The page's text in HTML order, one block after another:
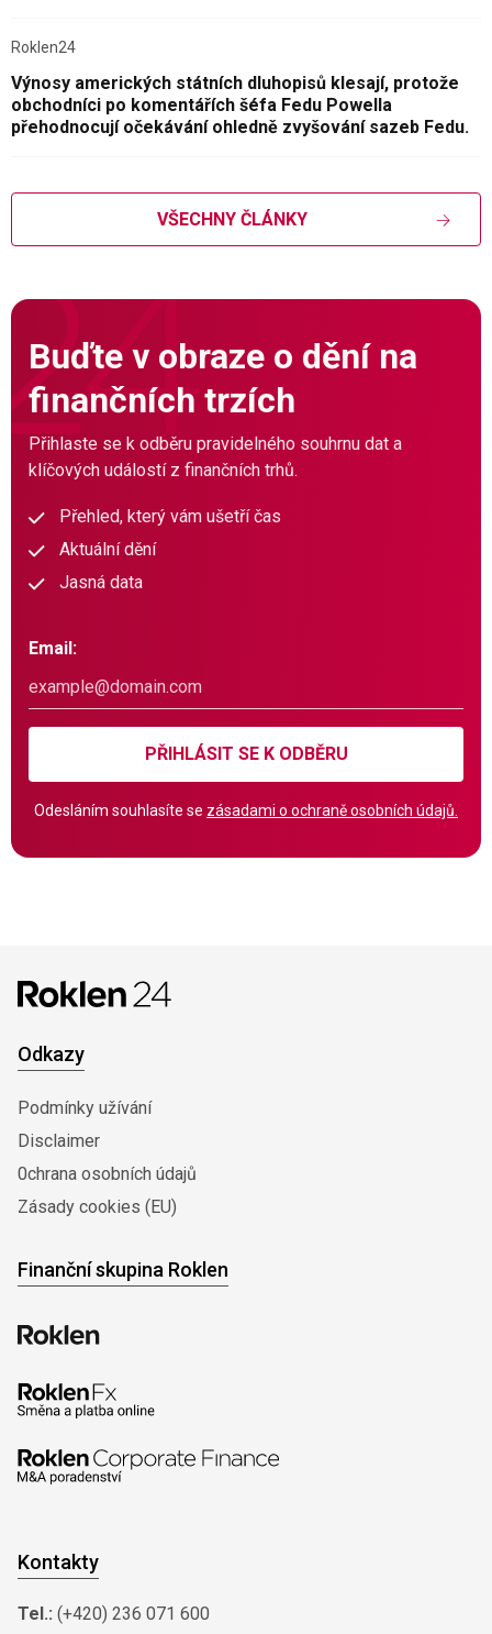
Roklen24
Výnosy amerických státních dluhopisů klesají, protože
obchodníci po komentářích šéfa Fedu Powella
přehodnocují očekávání ohledně zvyšování sazeb Fedu.
VŠECHNY ČLÁNKY
Buďte v obraze o dění na
finančních trzích
Přihlaste se k odběru pravidelného souhrnu dat a
klíčových událostí z finančních trhů.
Přehled, který vám ušetří čas
Aktuální dění
Jasná data
Email:
PŘIHLÁSIT SE K ODBĚRU
Odesláním souhlasíte se zásadami o ochraně osobních údajů.
Odkazy
Podmínky užívání
Disclaimer
0chrana osobních údajů
Zásady cookies (EU)
Finanční skupina Roklen
Kontakty
Tel.: (+420) 236 071 600